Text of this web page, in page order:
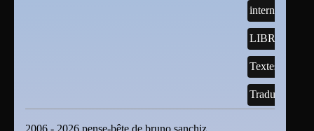
internet
Textes
Traductions